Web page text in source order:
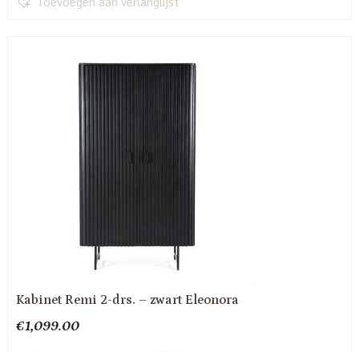
Kabinet Remi 2-drs. – zwart Eleonora
€1,099.00